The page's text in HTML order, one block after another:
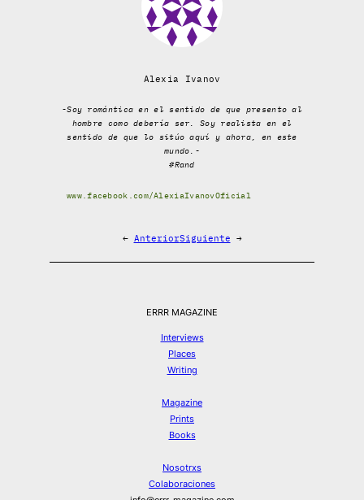
Alexia Ivanov
-Soy romántica en el sentido de que presento al
hombre como debería ser. Soy realista en el
sentido de que lo sitúo aquí y ahora, en este
mundo.-
#Rand
www.facebook.com/AlexiaIvanovOficial
← AnteriorSiguiente →
ERRR MAGAZINE
Interviews
Places
Writing
Magazine
Prints
Books
Nosotrxs
Colaboraciones